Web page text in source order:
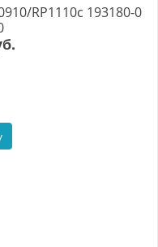
RP1110c 193180-0